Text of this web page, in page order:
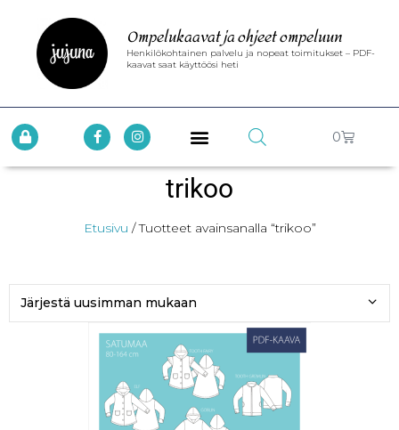
Ompelukaavat ja ohjeet ompeluun
Henkilökohtainen palvelu ja nopeat toimitukset – PDF-
kaavat saat käyttöösi heti
0
trikoo
Etusivu / Tuotteet avainsanalla “trikoo”